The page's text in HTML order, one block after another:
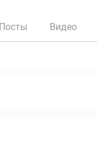
Посты Видео